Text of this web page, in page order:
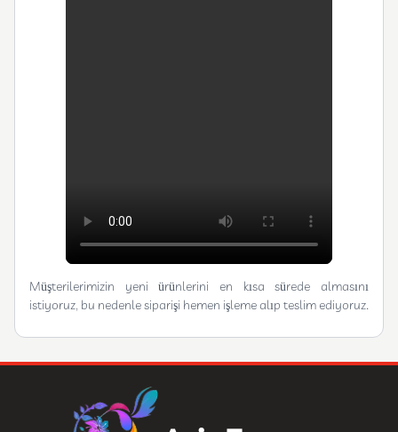
Müşterilerimizin yeni ürünlerini en kısa sürede almasını
istiyoruz, bu nedenle siparişi hemen işleme alıp teslim ediyoruz.